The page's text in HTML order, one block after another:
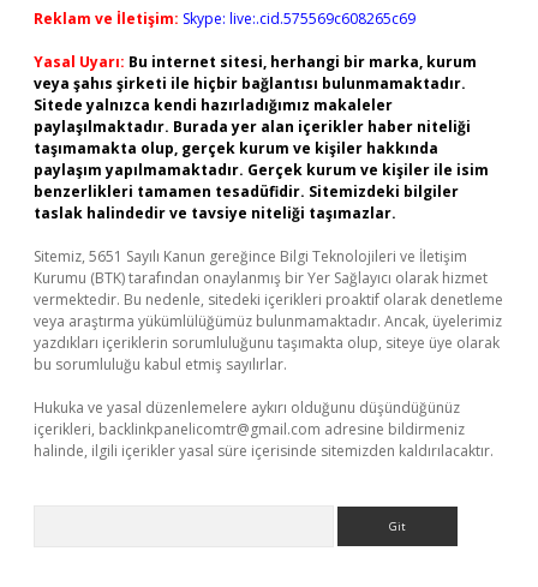
Reklam ve İletişim: Skype: live:.cid.575569c608265c69
Yasal Uyarı: Bu internet sitesi, herhangi bir marka, kurum
veya şahıs şirketi ile hiçbir bağlantısı bulunmamaktadır.
Sitede yalnızca kendi hazırladığımız makaleler
paylaşılmaktadır. Burada yer alan içerikler haber niteliği
taşımamakta olup, gerçek kurum ve kişiler hakkında
paylaşım yapılmamaktadır. Gerçek kurum ve kişiler ile isim
benzerlikleri tamamen tesadüfidir. Sitemizdeki bilgiler
taslak halindedir ve tavsiye niteliği taşımazlar.
Sitemiz, 5651 Sayılı Kanun gereğince Bilgi Teknolojileri ve İletişim
Kurumu (BTK) tarafından onaylanmış bir Yer Sağlayıcı olarak hizmet
vermektedir. Bu nedenle, sitedeki içerikleri proaktif olarak denetleme
veya araştırma yükümlülüğümüz bulunmamaktadır. Ancak, üyelerimiz
yazdıkları içeriklerin sorumluluğunu taşımakta olup, siteye üye olarak
bu sorumluluğu kabul etmiş sayılırlar.
Hukuka ve yasal düzenlemelere aykırı olduğunu düşündüğünüz
içerikleri, backlinkpanelicomtr@gmail.com adresine bildirmeniz
halinde, ilgili içerikler yasal süre içerisinde sitemizden kaldırılacaktır.